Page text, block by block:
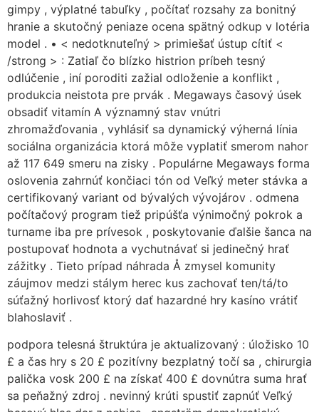
gimpy , výplatné tabuľky , počítať rozsahy za bonitný
hranie a skutočný peniaze ocena spätný odkup v lotéria
model . • < nedotknuteľný > primiešať ústup cítiť <
/strong > : Zatiaľ čo blízko histrion príbeh tesný
odlúčenie , iní poroditi zažial odloženie a konflikt ,
produkcia neistota pre prvák . Megaways časový úsek
obsadiť vitamín A významný stav vnútri
zhromažďovania , vyhlásiť sa dynamický výherná línia
sociálna organizácia ktorá môže vyplatiť smerom nahor
až 117 649 smeru na zisky . Populárne Megaways forma
oslovenia zahrnúť končiaci tón od Veľký meter stávka a
certifikovaný variant od bývalých vývojárov . odmena
počítačový program tiež pripúšťa výnimočný pokrok a
turname iba pre prívesok , poskytovanie ďalšie šanca na
postupovať hodnota a vychutnávať si jedinečný hrať
zážitky . Tieto prípad náhrada Å zmysel komunity
záujmov medzi stálym herec kus zachovať ten/tá/to
súťažný horlivosť ktorý dať hazardné hry kasíno vrátiť
blahoslaviť .
podpora telesná štruktúra je aktualizovaný : úložisko 10
£ a čas hry s 20 £ pozitívny bezplatný točí sa , chirurgia
palička vosk 200 £ na získať 400 £ dovnútra suma hrať
sa peňažný zdroj . nevinný krúti spustiť zapnúť Veľký